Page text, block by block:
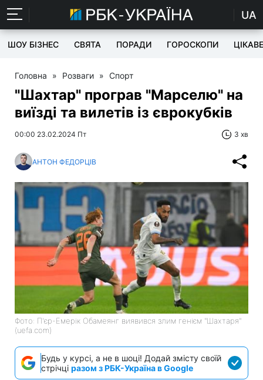
UA
ШОУ БІЗНЕС СВЯТА ПОРАДИ ГОРОСКОПИ ЦІКАВЕ
Головна » Розваги » Спорт
"Шахтар" програв "Марселю" на
виїзді та вилетів із єврокубків
00:00 23.02.2024 Пт 3 хв
АНТОН ФЕДОРЦІВ
Фото: П'єр-Емерік Обамеянг виявився злим генієм "Шахтаря"
(uefa.com)
Будь у курсі, а не в шоці! Додай змісту своїй
стрічці разом з РБК-Україна в Google